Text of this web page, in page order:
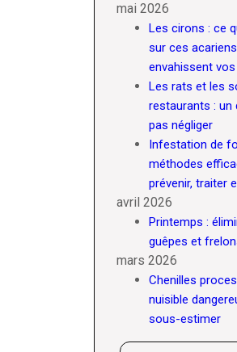
mai 2026
Les cirons : ce
sur ces
envahissent
Les rats et les
restaurants : un
pas négliger
Infestation de
méthodes
prévenir, traiter
avril 2026
Printemps :
guêpes et
mars 2026
Chenilles
nuisible
sous-estimer